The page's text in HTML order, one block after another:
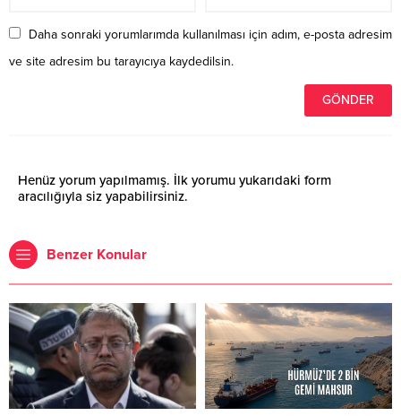
Daha sonraki yorumlarımda kullanılması için adım, e-posta adresim
ve site adresim bu tarayıcıya kaydedilsin.
Henüz yorum yapılmamış. İlk yorumu yukarıdaki form
aracılığıyla siz yapabilirsiniz.
Benzer Konular